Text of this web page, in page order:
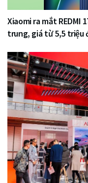
Xiaomi ra mắt REDMI
trung, giá từ 5,5 triệu